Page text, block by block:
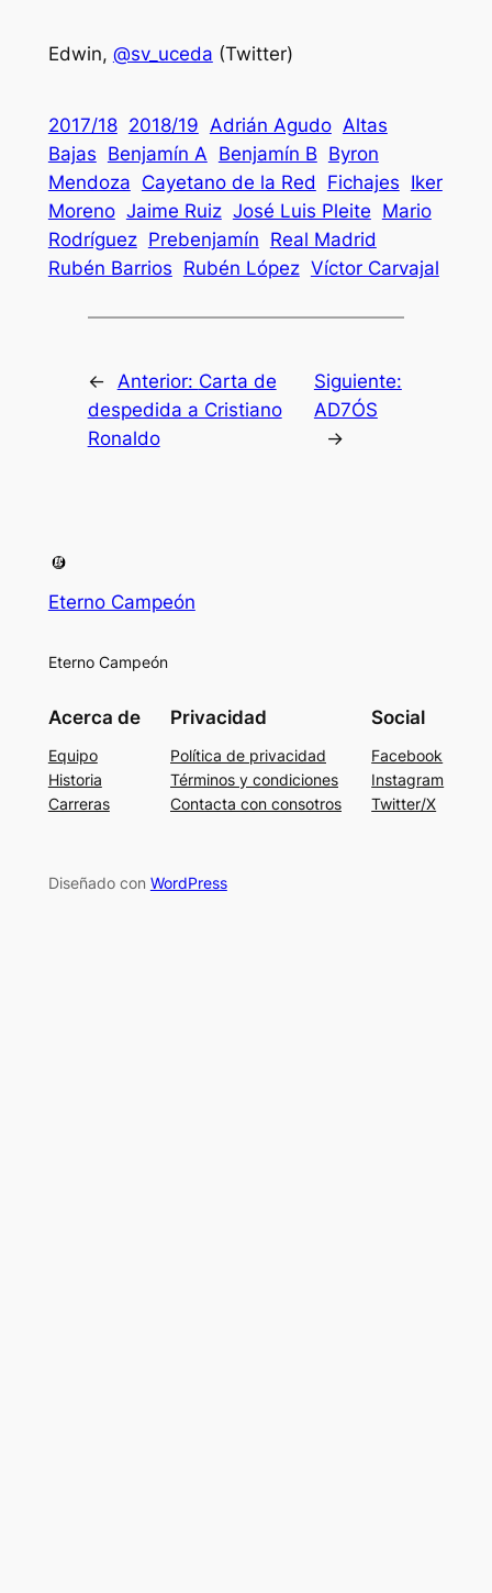
Edwin, @sv_uceda (Twitter)
2017/18 2018/19 Adrián Agudo Altas
Bajas Benjamín A Benjamín B Byron
Mendoza Cayetano de la Red Fichajes Iker
Moreno Jaime Ruiz José Luis Pleite Mario
Rodríguez Prebenjamín Real Madrid
Rubén Barrios Rubén López Víctor Carvajal
← Anterior: Carta de
despedida a Cristiano
Ronaldo
Siguiente:
AD7ÓS
→
Eterno Campeón
Eterno Campeón
Acerca de
Equipo
Historia
Carreras
Privacidad
Política de privacidad
Términos y condiciones
Contacta con consotros
Social
Facebook
Instagram
Twitter/X
Diseñado con WordPress